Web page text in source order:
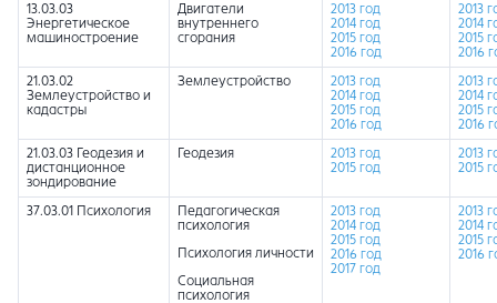
13.03.03
Энергетическое
машиностроение
Двигатели
внутреннего
сгорания
2013 год
2014 год
2015 год
2016 год
2013
2014
2015
2016
21.03.02
Землеустройство и
кадастры
Землеустройство
2013 год
2014 год
2015 год
2016 год
2013
2014
2015
2016
21.03.03 Геодезия и
дистанционное
зондирование
Геодезия
2013 год
2015 год
2013
2015
37.03.01 Психология
Педагогическая
психология
Психология личности
Социальная
психология
2013 год
2014 год
2015 год
2016 год
2017 год
2013
2014
2015
2016